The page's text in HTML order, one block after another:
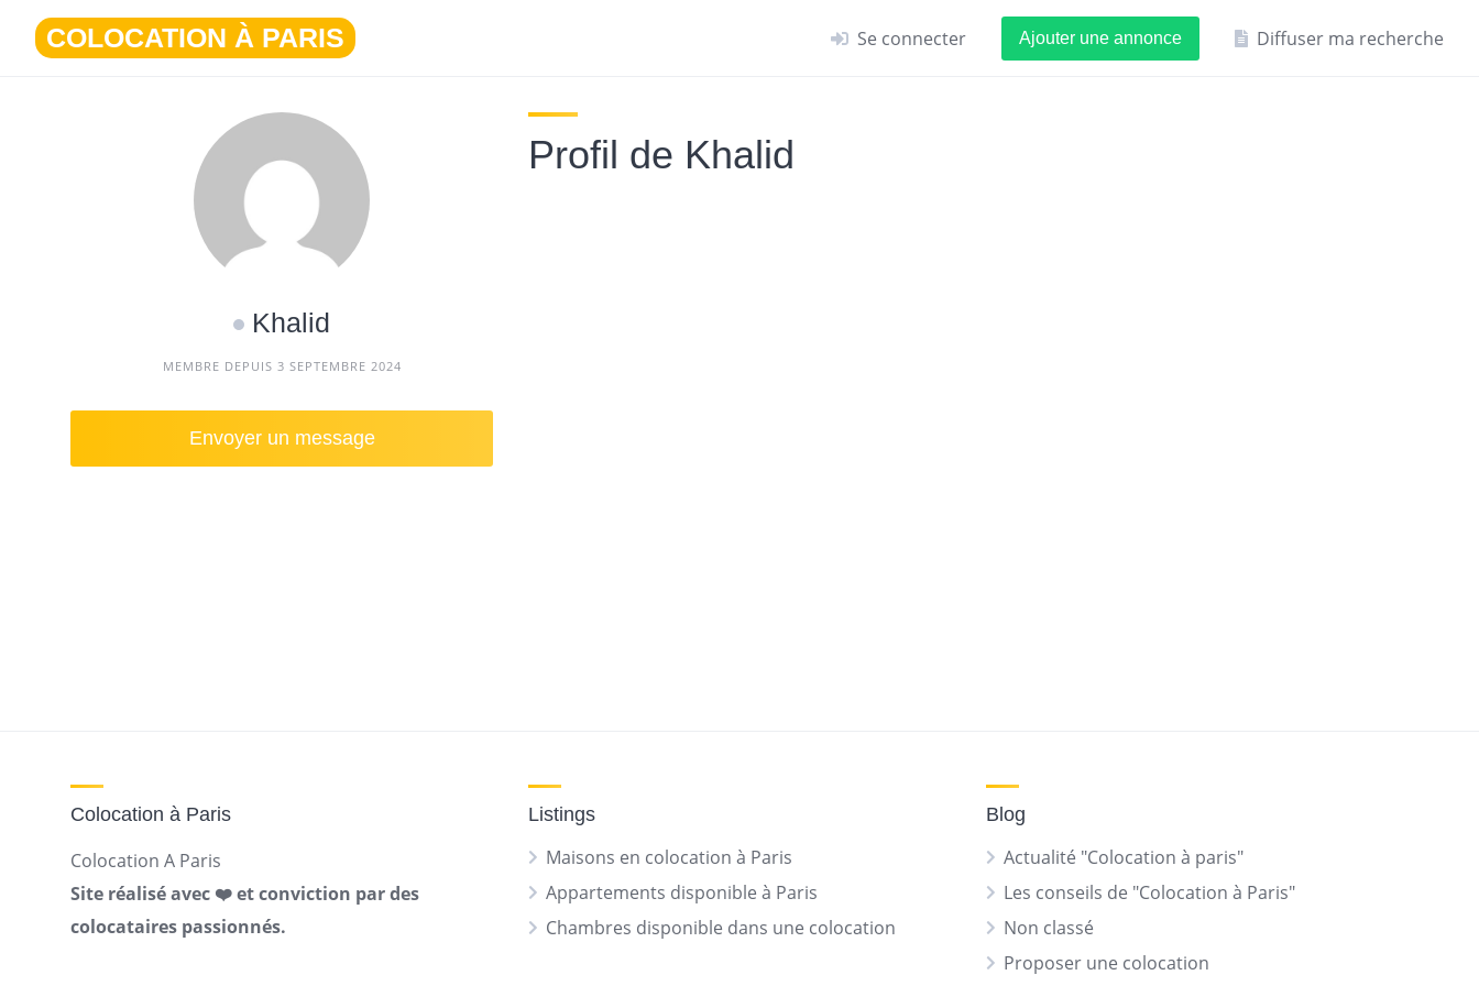
contenu
COLOCATION À PARIS Se connecter Ajouter une annonce Diffuser ma recherche
Khalid
MEMBRE DEPUIS 3 SEPTEMBRE 2024
Envoyer un message
Profil de Khalid
Colocation à Paris
Colocation A Paris
Site réalisé avec ❤️ et conviction par des
colocataires passionnés.
Listings
Maisons en colocation à Paris
Appartements disponible à Paris
Chambres disponible dans une colocation
Blog
Actualité "Colocation à paris"
Les conseils de "Colocation à Paris"
Non classé
Proposer une colocation